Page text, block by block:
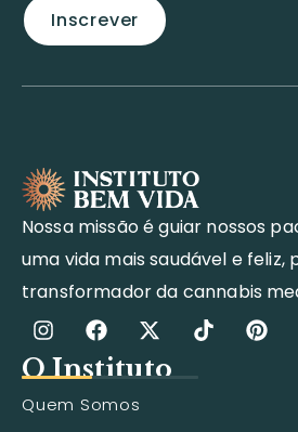
Nossa missão é guiar nossos
uma vida mais saudável e feliz,
transformador da cannabis
O Instituto
Quem Somos